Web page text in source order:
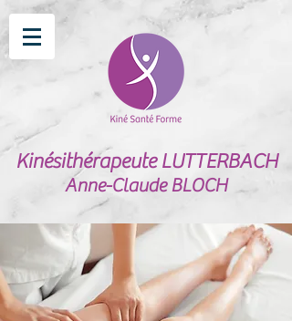
Kinésithérapeute LUTTERBACH
Anne-Claude BLOCH